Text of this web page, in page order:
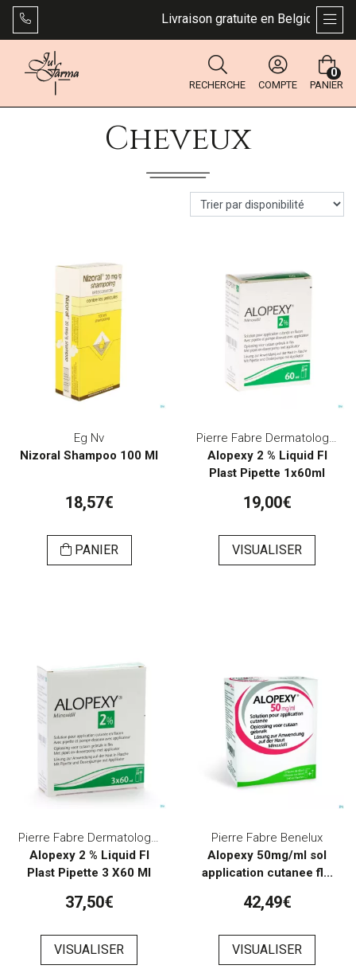
Livraison gratuite en Belgique dès
RECHERCHE COMPTE PANIER
0
Cheveux
Eg Nv
Nizoral Shampoo 100 Ml
18,57€
PANIER
Pierre Fabre Dermatologie
Alopexy 2 % Liquid Fl
Plast Pipette 1x60ml
19,00€
VISUALISER
Pierre Fabre Dermatologie
Alopexy 2 % Liquid Fl
Plast Pipette 3 X60 Ml
37,50€
VISUALISER
Pierre Fabre Benelux
Alopexy 50mg/ml sol
application cutanee fl...
42,49€
VISUALISER